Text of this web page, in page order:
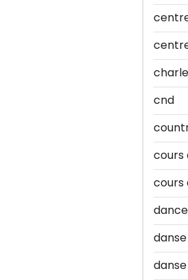
cnd
cours
cours
dance
danse